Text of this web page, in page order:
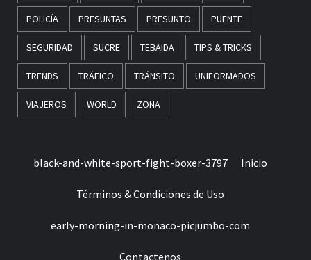
POLICÍA PRESUNTAS PRESUNTO PUENTE
SEGURIDAD SUCRE TEBAIDA TIPS & TRICKS
TRENDS TRÁFICO TRÁNSITO UNIFORMADOS
VIAJEROS WORLD ZONA
black-and-white-sport-fight-boxer-3797 Inicio
Términos & Condiciones de Uso
early-morning-in-monaco-picjumbo-com
Contactenos